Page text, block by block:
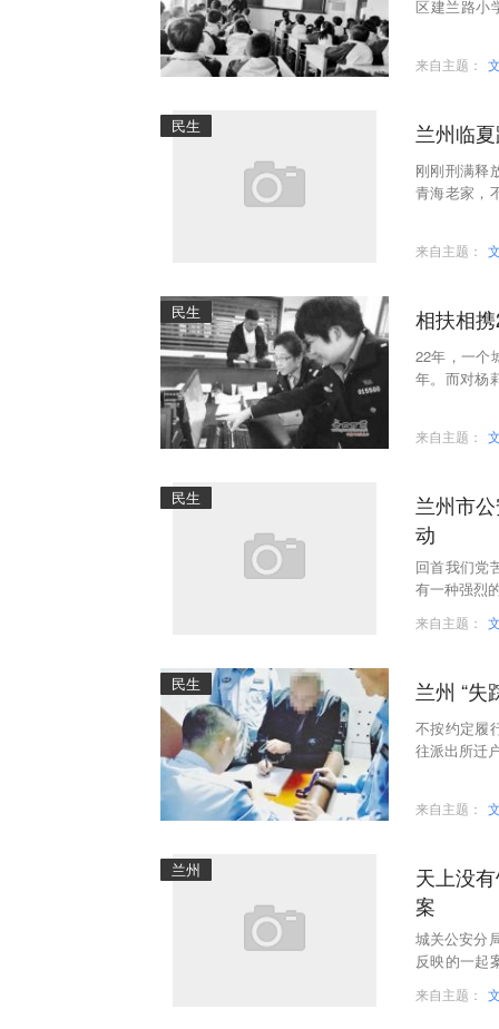
区建兰路小
来自主题：
民生 兰州临
刚刚刑满释
青海老家，
来自主题：
民生
22年，一个
年。而对杨
来自主题：
民生
兰州市
动
回首我们党
有一种强烈
来自主题：
民生 兰
不按约定履
往派出所迁
来自主题：
兰州
天上没
案
城关公安分
反映的一起
来自主题：